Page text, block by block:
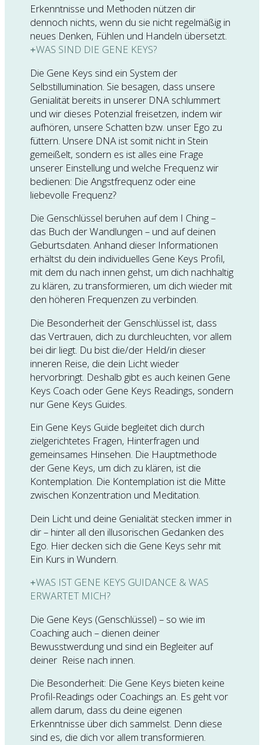
Erkenntnisse und Methoden nützen dir
dennoch nichts, wenn du sie nicht regelmäßig in
neues Denken, Fühlen und Handeln übersetzt.
WAS SIND DIE GENE KEYS?
Die Gene Keys sind ein System der
Selbstillumination. Sie besagen, dass unsere
Genialität bereits in unserer DNA schlummert
und wir dieses Potenzial freisetzen, indem wir
aufhören, unsere Schatten bzw. unser Ego zu
füttern. Unsere DNA ist somit nicht in Stein
gemeißelt, sondern es ist alles eine Frage
unserer Einstellung und welche Frequenz wir
bedienen: Die Angstfrequenz oder eine
liebevolle Frequenz?
Die Genschlüssel beruhen auf dem I Ching –
das Buch der Wandlungen – und auf deinen
Geburtsdaten. Anhand dieser Informationen
erhältst du dein individuelles Gene Keys Profil,
mit dem du nach innen gehst, um dich nachhaltig
zu klären, zu transformieren, um dich wieder mit
den höheren Frequenzen zu verbinden.
Die Besonderheit der Genschlüssel ist, dass
das Vertrauen, dich zu durchleuchten, vor allem
bei dir liegt. Du bist die/der Held/in dieser
inneren Reise, die dein Licht wieder
hervorbringt. Deshalb gibt es auch keinen Gene
Keys Coach oder Gene Keys Readings, sondern
nur Gene Keys Guides.
Ein Gene Keys Guide begleitet dich durch
zielgerichtetes Fragen, Hinterfragen und
gemeinsames Hinsehen. Die Hauptmethode
der Gene Keys, um dich zu klären, ist die
Kontemplation. Die Kontemplation ist die Mitte
zwischen Konzentration und Meditation.
Dein Licht und deine Genialität stecken immer in
dir – hinter all den illusorischen Gedanken des
Ego. Hier decken sich die Gene Keys sehr mit
Ein Kurs in Wundern.
WAS IST GENE KEYS GUIDANCE & WAS
ERWARTET MICH?
Die Gene Keys (Genschlüssel) – so wie im
Coaching auch – dienen deiner
Bewusstwerdung und sind ein Begleiter auf
deiner Reise nach innen.
Die Besonderheit: Die Gene Keys bieten keine
Profil-Readings oder Coachings an. Es geht vor
allem darum, dass du deine eigenen
Erkenntnisse über dich sammelst. Denn diese
sind es, die dich vor allem transformieren.